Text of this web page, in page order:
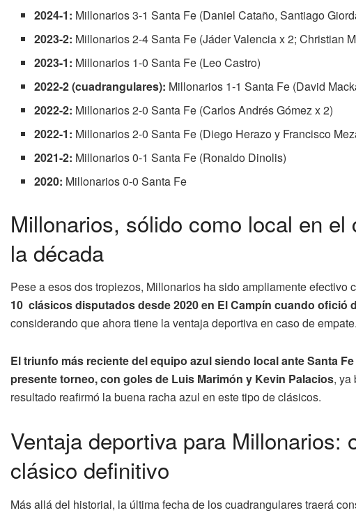
2024-1: Millonarios 3-1 Santa Fe (Daniel Cataño, Santiago
2023-2: Millonarios 2-4 Santa Fe (Jáder Valencia x 2; Christian
2023-1: Millonarios 1-0 Santa Fe (Leo Castro)
2022-2 (cuadrangulares): Millonarios 1-1 Santa Fe (David
2022-2: Millonarios 2-0 Santa Fe (Carlos Andrés Gómez x 2)
2022-1: Millonarios 2-0 Santa Fe (Diego Herazo y Francisco
2021-2: Millonarios 0-1 Santa Fe (Ronaldo Dinolis)
2020: Millonarios 0-0 Santa Fe
Millonarios, sólido como local en
la década
Pese a esos dos tropiezos, Millonarios ha sido ampliamente efectivo
10 clásicos disputados desde 2020 en El Campín cuando ofició
considerando que ahora tiene la ventaja deportiva en caso de empate.
El triunfo más reciente del equipo azul siendo local ante Santa
presente torneo, con goles de Luis Marimón y Kevin Palacios, ya
resultado reafirmó la buena racha azul en este tipo de clásicos.
Ventaja deportiva para Millonarios:
clásico definitivo
Más allá del historial, la última fecha de los cuadrangulares traerá